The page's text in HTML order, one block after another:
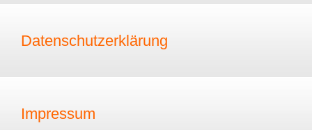
Datenschutzerklärung
Impressum